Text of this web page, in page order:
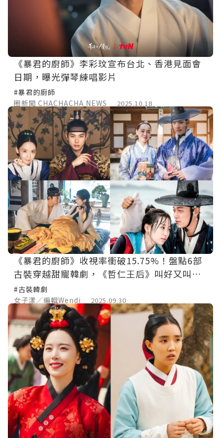
《暴君的廚師》李彩玟宣布台北、香港見面會
日期，曝光彈琴練唱影片
#暴君的廚師
圈新聞 CHACHACHA NEWS
2025.10.18
《暴君的廚師》收視率衝破15.75%！盤點6部
古裝穿越甜寵韓劇，《哲仁王后》叫好又叫
座！
#古裝韓劇
女子漾／編輯Wendi
2025.09.30